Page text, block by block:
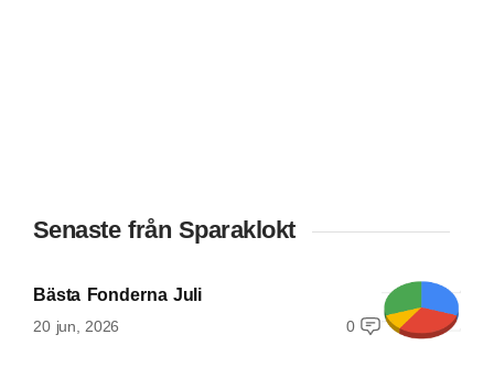
Senaste från Sparaklokt
Bästa Fonderna Juli
20 jun, 2026 0